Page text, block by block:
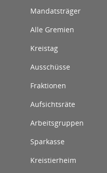
Mandatsträger
Alle Gremien
Kreistag
Ausschüsse
Fraktionen
Aufsichtsräte
Arbeitsgruppen
Sparkasse
Kreistierheim